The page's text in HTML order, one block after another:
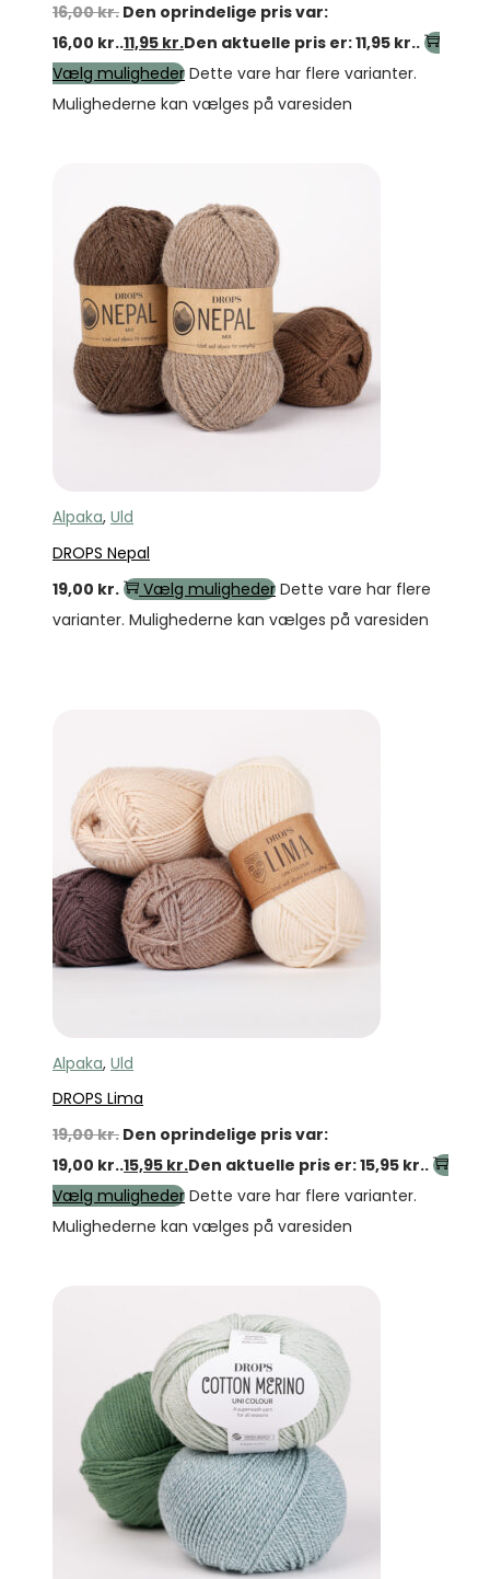
16,00kr. Den oprindelige pris var:
16,00 kr..11,95 kr.Den aktuelle pris er: 11,95 kr..
Vælg muligheder Dette vare har flere varianter.
Mulighederne kan vælges på varesiden
Alpaka, Uld
DROPS Nepal
19,00 kr. Vælg muligheder Dette vare har flere
varianter. Mulighederne kan vælges på varesiden
Alpaka, Uld
DROPS Lima
19,00kr. Den oprindelige pris var:
19,00 kr..15,95 kr.Den aktuelle pris er: 15,95 kr..
Vælg muligheder Dette vare har flere varianter.
Mulighederne kan vælges på varesiden